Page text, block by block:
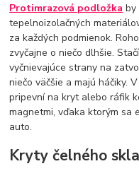
Protimrazová podložka by
tepelnoizolačných
za každých podmienok.
zvyčajne o niečo dlhšie.
vyčnievajúce strany na
niečo väčšie a majú háčiky.
pripevní na kryt alebo ráfik
magnetmi, vďaka ktorým sa
auto.
Kryty čelného skla